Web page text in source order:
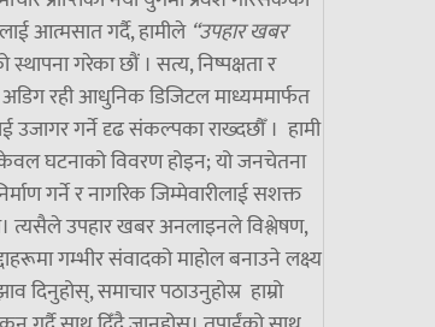
आत्मसात गर्दै, हामीले “उपहार खबर
स्थापना गरेका छौं । सत्य, निष्पक्षता र
अडिग रही आधुनिक डिजिटल माध्यममार्फत
गर्ने दृढ संकल्पका राख्दछौँ । हामी
घटनाको विवरण होइन; यो जनचेतना
गर्ने र नागरिक जिम्मेवारीलाई सशक्त
त्यसैले उपहार खबर अनलाइनले विश्लेषण,
गम्भीर संवादको माहोल बनाउने लक्ष्य
दिनुहोस्, समाचार पठाउनुहोस्र हाम्रो